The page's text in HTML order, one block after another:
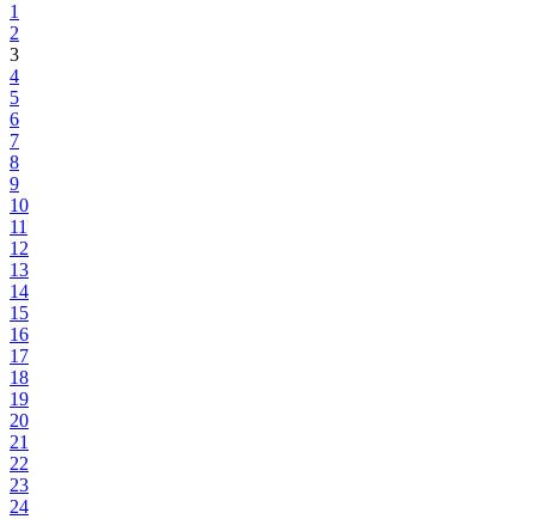
1
2
3
4
5
6
7
8
9
10
11
12
13
14
15
16
17
18
19
20
21
22
23
24